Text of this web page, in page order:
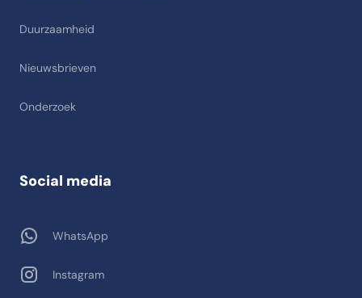
Duurzaamheid
Nieuwsbrieven
Onderzoek
Social media
WhatsApp
Instagram